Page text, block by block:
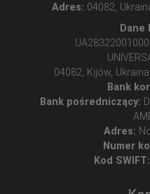
Adres: 04082,
Dane
04082, Kijów,
Bank
Bank pośredniczący:
Adres:
Numer
Kod SWIFT: